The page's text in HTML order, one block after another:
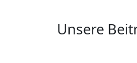
Unsere